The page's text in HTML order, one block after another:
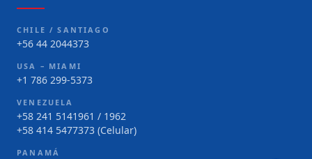
CHILE / SANTIAGO
+56 44 2044373
USA – MIAMI
+1 786 299-5373
VENEZUELA
+58 241 5141961 / 1962
+58 414 5477373 (Celular)
PANAMÁ